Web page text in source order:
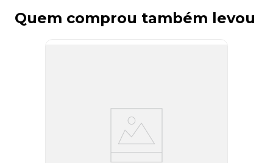
Quem comprou também levou